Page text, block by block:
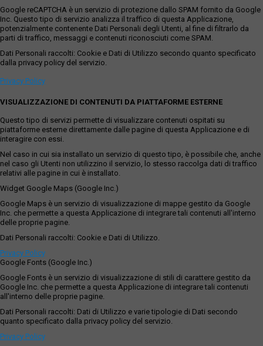
Google reCAPTCHA è un servizio di protezione dallo SPAM fornito da Google
Inc. Questo tipo di servizio analizza il traffico di questa Applicazione,
potenzialmente contenente Dati Personali degli Utenti, al fine di filtrarlo da
parti di traffico, messaggi e contenuti riconosciuti come SPAM.
Dati Personali raccolti: Cookie e Dati di Utilizzo secondo quanto specificato
dalla privacy policy del servizio.
Privacy Policy
VISUALIZZAZIONE DI CONTENUTI DA PIATTAFORME ESTERNE
Questo tipo di servizi permette di visualizzare contenuti ospitati su
piattaforme esterne direttamente dalle pagine di questa Applicazione e di
interagire con essi.
Nel caso in cui sia installato un servizio di questo tipo, è possibile che, anche
nel caso gli Utenti non utilizzino il servizio, lo stesso raccolga dati di traffico
relativi alle pagine in cui è installato.
Widget Google Maps (Google Inc.)
Google Maps è un servizio di visualizzazione di mappe gestito da Google
Inc. che permette a questa Applicazione di integrare tali contenuti all'interno
delle proprie pagine.
Dati Personali raccolti: Cookie e Dati di Utilizzo.
Privacy Policy
Google Fonts (Google Inc.)
Google Fonts è un servizio di visualizzazione di stili di carattere gestito da
Google Inc. che permette a questa Applicazione di integrare tali contenuti
all'interno delle proprie pagine.
Dati Personali raccolti: Dati di Utilizzo e varie tipologie di Dati secondo
quanto specificato dalla privacy policy del servizio.
Privacy Policy